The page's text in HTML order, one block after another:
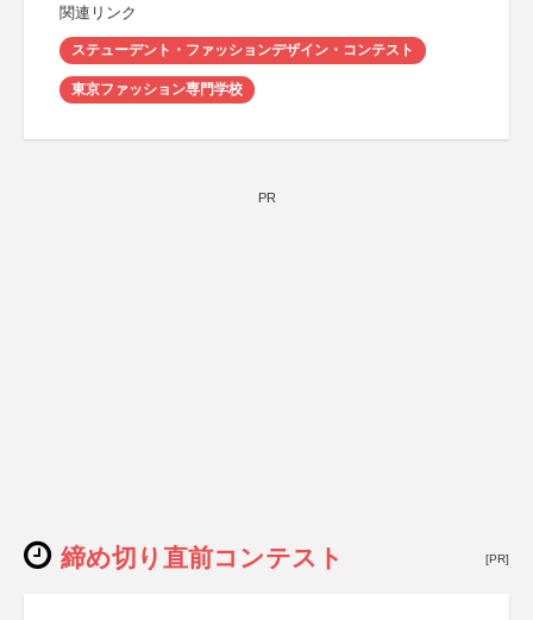
関連リンク
ステューデント・ファッションデザイン・コンテスト
東京ファッション専門学校
PR
締め切り直前コンテスト [PR]